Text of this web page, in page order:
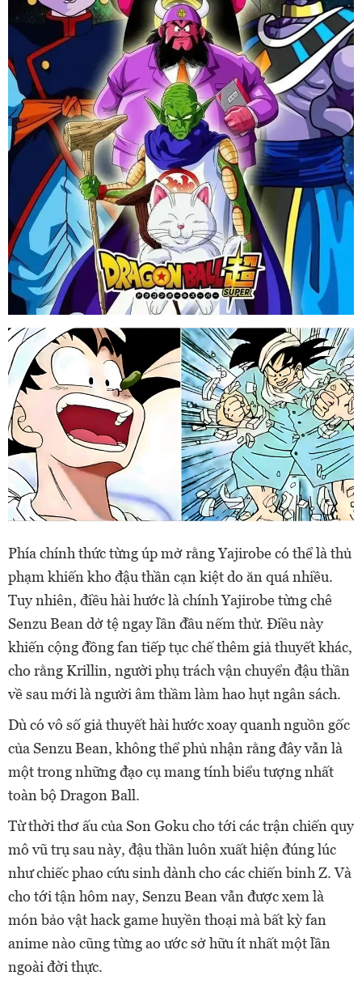
Phía chính thức từng úp mở rằng Yajirobe có thể là thủ
phạm khiến kho đậu thần cạn kiệt do ăn quá nhiều.
Tuy nhiên, điều hài hước là chính Yajirobe từng chê
Senzu Bean dở tệ ngay lần đầu nếm thử. Điều này
khiến cộng đồng fan tiếp tục chế thêm giả thuyết khác,
cho rằng Krillin, người phụ trách vận chuyển đậu thần
về sau mới là người âm thầm làm hao hụt ngân sách.
Dù có vô số giả thuyết hài hước xoay quanh nguồn gốc
của Senzu Bean, không thể phủ nhận rằng đây vẫn là
một trong những đạo cụ mang tính biểu tượng nhất
toàn bộ Dragon Ball.
Từ thời thơ ấu của Son Goku cho tới các trận chiến quy
mô vũ trụ sau này, đậu thần luôn xuất hiện đúng lúc
như chiếc phao cứu sinh dành cho các chiến binh Z. Và
cho tới tận hôm nay, Senzu Bean vẫn được xem là
món bảo vật hack game huyền thoại mà bất kỳ fan
anime nào cũng từng ao ước sở hữu ít nhất một lần
ngoài đời thực.